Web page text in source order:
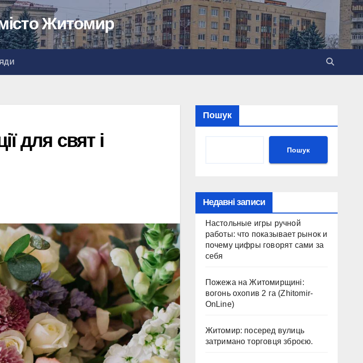
Житомир
для свят і
Пошук
Пошук
Недавні записи
Настольные игры ручной
работы: что показывает рынок и
почему цифры говорят сами за
себя
Пожежа на Житомирщині:
вогонь охопив 2 га (Zhitomir-
OnLine)
Житомир: посеред вулиць
затримано торговця зброєю.